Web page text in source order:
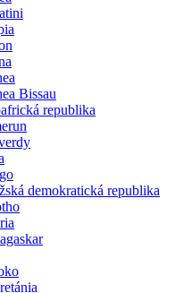
Bissau
republika
demokratická republika